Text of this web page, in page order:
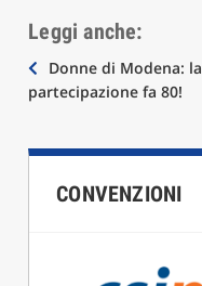
Leggi anche:
Navigazione
articoli
Donne di Modena: la
partecipazione fa 80!
CONVENZIONI